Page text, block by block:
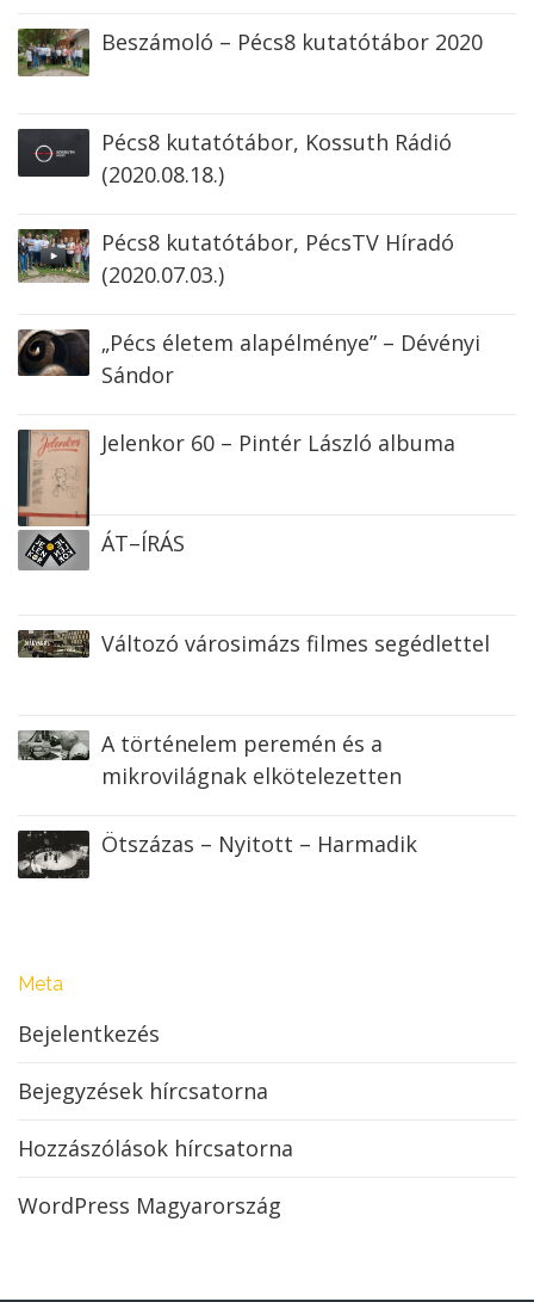
Beszámoló – Pécs8 kutatótábor 2020
Pécs8 kutatótábor, Kossuth Rádió
(2020.08.18.)
Pécs8 kutatótábor, PécsTV Híradó
(2020.07.03.)
„Pécs életem alapélménye” – Dévényi
Sándor
Jelenkor 60 – Pintér László albuma
ÁT–ÍRÁS
Változó városimázs filmes segédlettel
A történelem peremén és a
mikrovilágnak elkötelezetten
Ötszázas – Nyitott – Harmadik
Meta
Bejelentkezés
Bejegyzések hírcsatorna
Hozzászólások hírcsatorna
WordPress Magyarország